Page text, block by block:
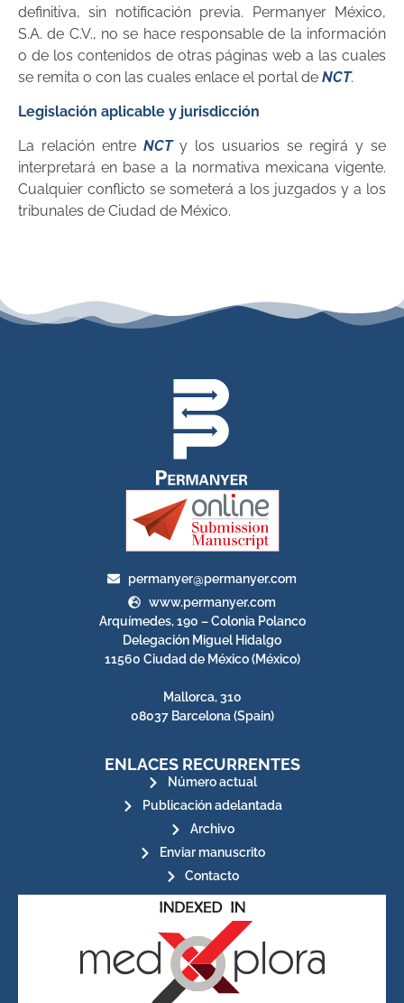
definitiva, sin notificación previa. Permanyer México,
S.A. de C.V., no se hace responsable de la información
o de los contenidos de otras páginas web a las cuales
se remita o con las cuales enlace el portal de NCT.
Legislación aplicable y jurisdicción
La relación entre NCTy los usuarios se regirá y se
interpretará en base a la normativa mexicana vigente.
Cualquier conflicto se someterá a los juzgados y a los
tribunales de Ciudad de México.
permanyer@permanyer.com
www.permanyer.com
Arquímedes, 190 – Colonia Polanco
Delegación Miguel Hidalgo
11560 Ciudad de México (México)
Mallorca, 310
08037 Barcelona (Spain)
ENLACES RECURRENTES
Número actual
Publicación adelantada
Archivo
Enviar manuscrito
Contacto